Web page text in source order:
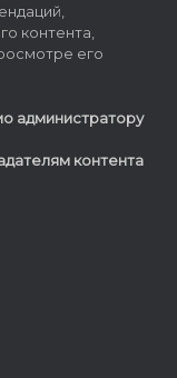
контента,
его
администратору
контента